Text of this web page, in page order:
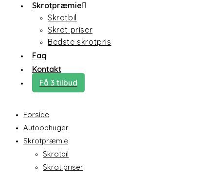
Skrotpræmie
Skrotbil
Skrot priser
Bedste skrotpris
Faq
Kontakt
Få 3 tilbud
Forside
Autoophuger
Skrotpræmie
Skrotbil
Skrot priser